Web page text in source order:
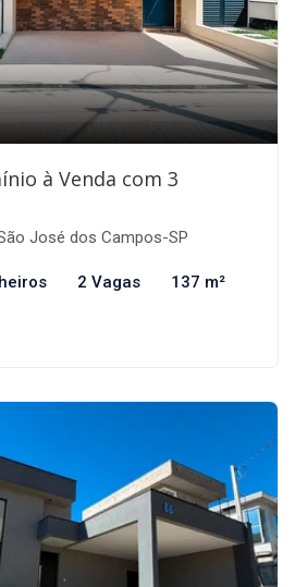
à Venda com 3
José dos Campos-SP
2 Vagas 137 m²